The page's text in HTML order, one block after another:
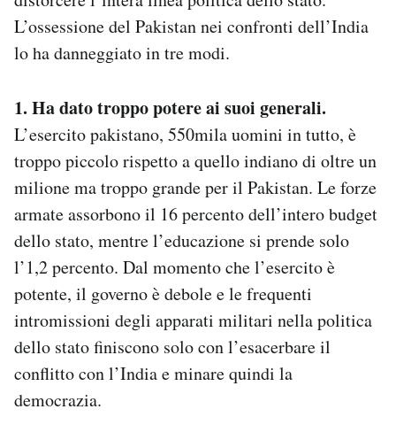
L’ossessione del Pakistan nei confronti dell’India
lo ha danneggiato in tre modi.
1. Ha dato troppo potere ai suoi generali.
L’esercito pakistano, 550mila uomini in tutto, è
troppo piccolo rispetto a quello indiano di oltre un
milione ma troppo grande per il Pakistan. Le forze
armate assorbono il 16 percento dell’intero budget
dello stato, mentre l’educazione si prende solo
l’1,2 percento. Dal momento che l’esercito è
potente, il governo è debole e le frequenti
intromissioni degli apparati militari nella politica
dello stato finiscono solo con l’esacerbare il
conflitto con l’India e minare quindi la
democrazia.